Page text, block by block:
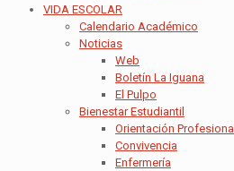
VIDA ESCOLAR
Calendario Académico
Noticias
Web
Boletín La Iguana
El Pulpo
Bienestar Estudiantil
Orientación Profesional
Convivencia
Enfermería